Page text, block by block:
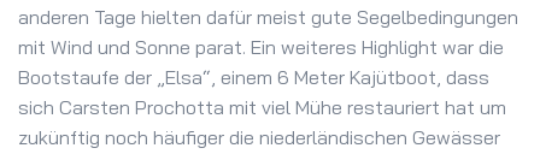
anderen Tage hielten dafür meist gute Segelbedingungen
mit Wind und Sonne parat. Ein weiteres Highlight war die
Bootstaufe der „Elsa“, einem 6 Meter Kajütboot, dass
sich Carsten Prochotta mit viel Mühe restauriert hat um
zukünftig noch häufiger die niederländischen Gewässer